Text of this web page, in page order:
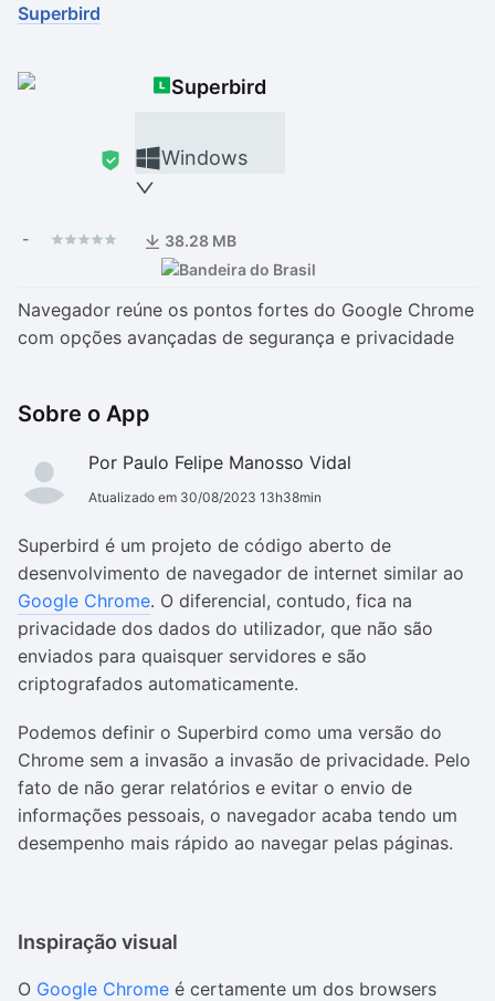
Superbird
Superbird
Windows
- 38.28 MB
Navegador reúne os pontos fortes do Google Chrome
com opções avançadas de segurança e privacidade
Sobre o App
Por Paulo Felipe Manosso Vidal
Atualizado em 30/08/2023 13h38min
Superbird é um projeto de código aberto de
desenvolvimento de navegador de internet similar ao
Google Chrome. O diferencial, contudo, fica na
privacidade dos dados do utilizador, que não são
enviados para quaisquer servidores e são
criptografados automaticamente.
Podemos definir o Superbird como uma versão do
Chrome sem a invasão a invasão de privacidade. Pelo
fato de não gerar relatórios e evitar o envio de
informações pessoais, o navegador acaba tendo um
desempenho mais rápido ao navegar pelas páginas.
Inspiração visual
O Google Chrome é certamente um dos browsers